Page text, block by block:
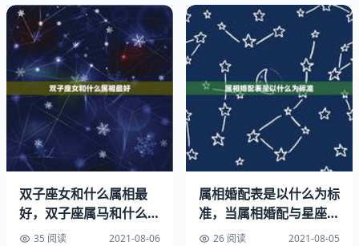
至今为止十二生肖已集齐几个
十二生肖一共几集
如果你是说电视剧的话是一共50集~
十二生肖是怎么得来的？
十二生肖一共多少集
十二生肖的图片
双子座女和什么属相最
好，双子座属马和什么星
座的属相最配
35 阅读 2021-08-06
属相婚配表是以什么为标
准，当属相婚配与星座婚
配相冲突时，以哪个为
26 阅读 2021-08-05